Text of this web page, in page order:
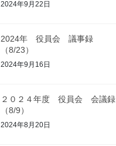
2024年9月22日
2024年 役員会 議事録
（8/23）
2024年9月16日
２０２４年度 役員会 会議録
（8/9）
2024年8月20日